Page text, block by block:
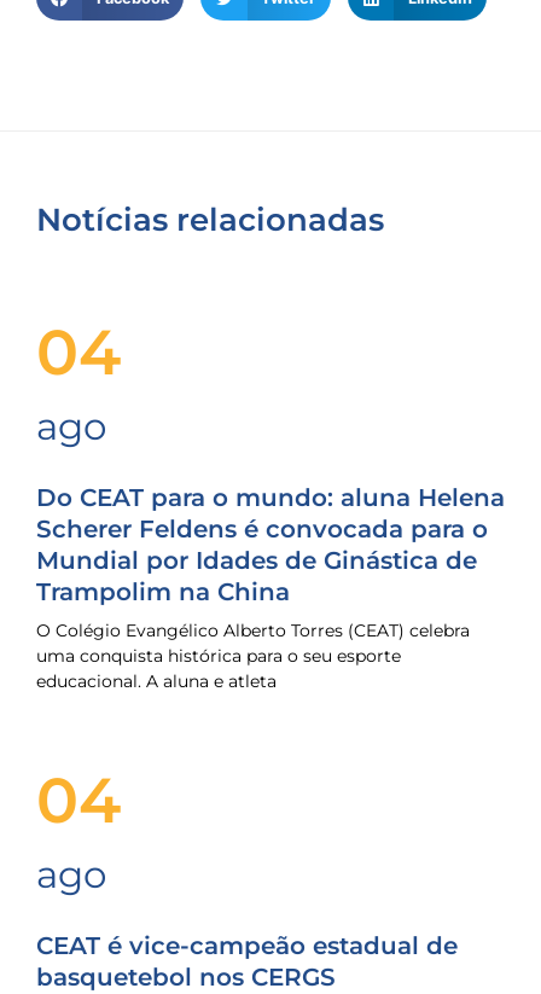
Notícias relacionadas
04
ago
Do CEAT para o mundo: aluna Helena
Scherer Feldens é convocada para o
Mundial por Idades de Ginástica de
Trampolim na China
O Colégio Evangélico Alberto Torres (CEAT) celebra
uma conquista histórica para o seu esporte
educacional. A aluna e atleta
04
ago
CEAT é vice-campeão estadual de
basquetebol nos CERGS